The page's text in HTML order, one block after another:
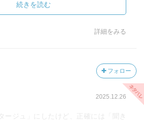
続きを読む
詳細をみる
フォロー
2025.12.26
ージュ」にしたけど、正確には「聞き